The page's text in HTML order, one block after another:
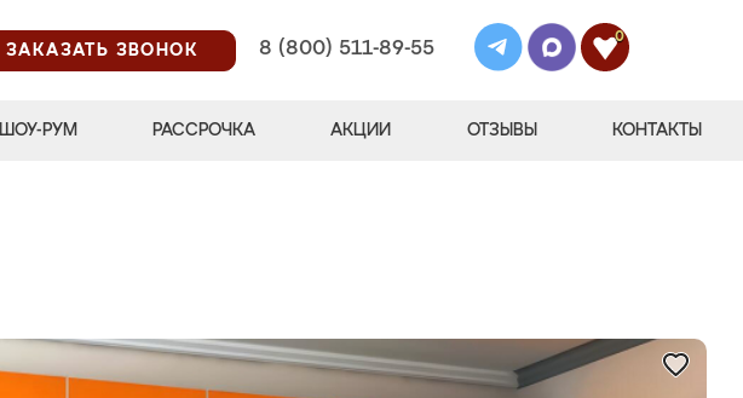
ЗАКАЗАТЬ ЗВОНОК
8 (800) 511-89-55
0
ШОУ-РУМ РАССРОЧКА АКЦИИ ОТЗЫВЫ КОНТАКТЫ